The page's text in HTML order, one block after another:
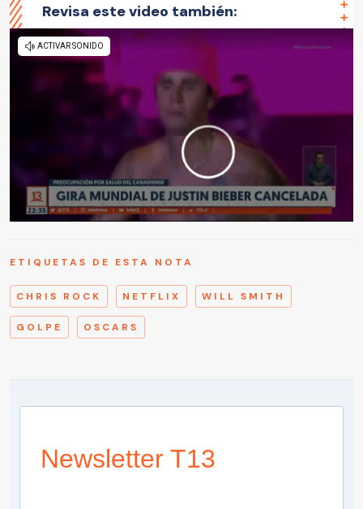
Revisa este video también:
ETIQUETAS DE ESTA NOTA
CHRIS ROCK NETFLIX WILL SMITH
GOLPE OSCARS
Newsletter T13